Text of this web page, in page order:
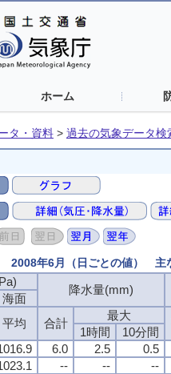
ホーム
タ・資料 > 過去の気象データ検
2008年6月（日ごとの値） 主
降水量(mm)
海面
平均 合計
最大
1時間 10分間
6.0 2.5 0.5
-- -- --